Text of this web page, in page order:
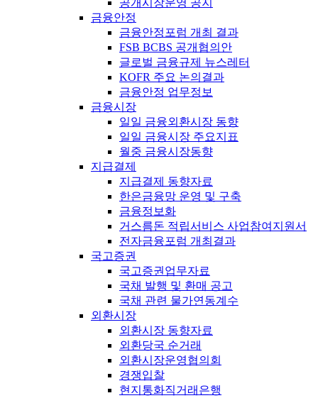
공개시장운영 공지
금융안정
금융안정포럼 개최 결과
FSB BCBS 공개협의안
글로벌 금융규제 뉴스레터
KOFR 주요 논의결과
금융안정 업무정보
금융시장
일일 금융외환시장 동향
일일 금융시장 주요지표
월중 금융시장동향
지급결제
지급결제 동향자료
한은금융망 운영 및 구축
금융정보화
거스름돈 적립서비스 사업참여지원서
전자금융포럼 개최결과
국고증권
국고증권업무자료
국채 발행 및 환매 공고
국채 관련 물가연동계수
외환시장
외환시장 동향자료
외환당국 순거래
외환시장운영협의회
경쟁입찰
현지통화직거래은행